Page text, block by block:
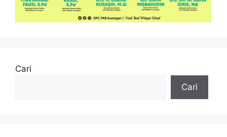
Cari
Cari